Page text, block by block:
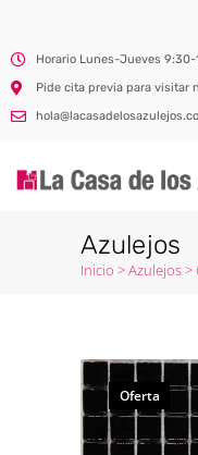
Horario Lunes-Jueves
Pide cita previa para visitar
Azulejos
Inicio >Azulejos>
Oferta